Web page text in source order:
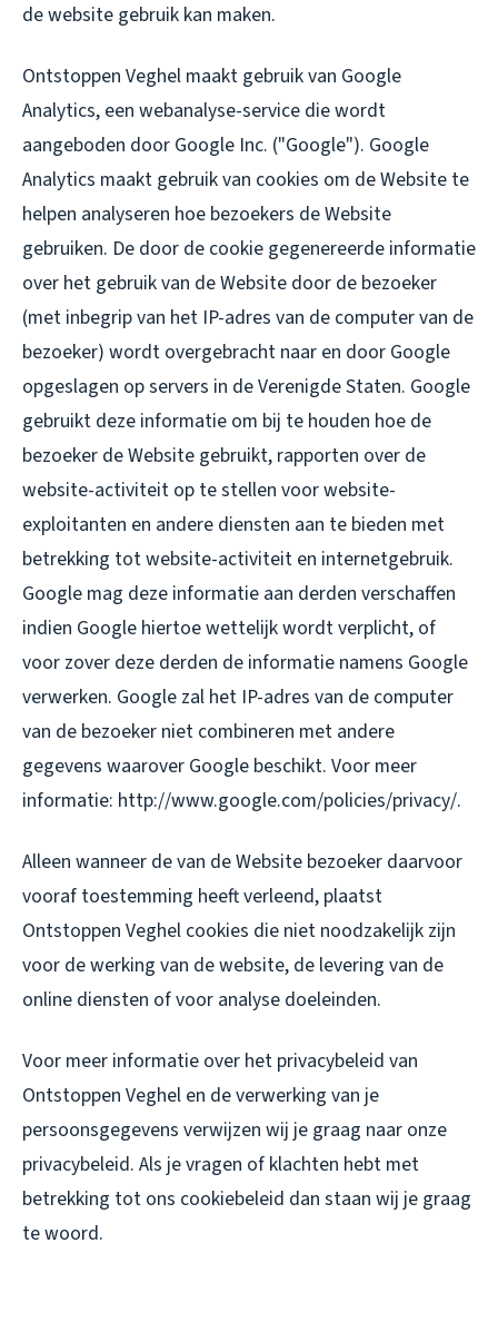
de website gebruik kan maken.
Ontstoppen Veghel maakt gebruik van Google
Analytics, een webanalyse-service die wordt
aangeboden door Google Inc. ("Google"). Google
Analytics maakt gebruik van cookies om de Website te
helpen analyseren hoe bezoekers de Website
gebruiken. De door de cookie gegenereerde informatie
over het gebruik van de Website door de bezoeker
(met inbegrip van het IP-adres van de computer van de
bezoeker) wordt overgebracht naar en door Google
opgeslagen op servers in de Verenigde Staten. Google
gebruikt deze informatie om bij te houden hoe de
bezoeker de Website gebruikt, rapporten over de
website-activiteit op te stellen voor website-
exploitanten en andere diensten aan te bieden met
betrekking tot website-activiteit en internetgebruik.
Google mag deze informatie aan derden verschaffen
indien Google hiertoe wettelijk wordt verplicht, of
voor zover deze derden de informatie namens Google
verwerken. Google zal het IP-adres van de computer
van de bezoeker niet combineren met andere
gegevens waarover Google beschikt. Voor meer
informatie: http://www.google.com/policies/privacy/.
Alleen wanneer de van de Website bezoeker daarvoor
vooraf toestemming heeft verleend, plaatst
Ontstoppen Veghel cookies die niet noodzakelijk zijn
voor de werking van de website, de levering van de
online diensten of voor analyse doeleinden.
Voor meer informatie over het privacybeleid van
Ontstoppen Veghel en de verwerking van je
persoonsgegevens verwijzen wij je graag naar onze
privacybeleid. Als je vragen of klachten hebt met
betrekking tot ons cookiebeleid dan staan wij je graag
te woord.